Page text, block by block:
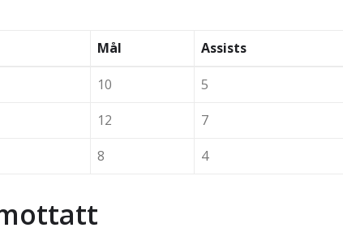
Mål Assists
10
5
12
7
8 4